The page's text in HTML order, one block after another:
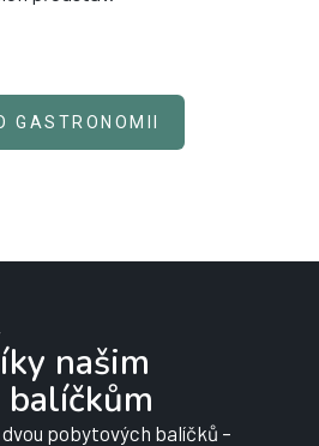
GASTRONOMII
našim
pobytových balíčků –